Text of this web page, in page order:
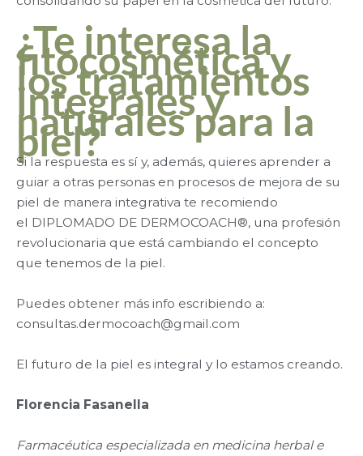
¿Te interesa la
fitocosmética y
los tratamientos
integrales y
naturales para la
piel?
Si la respuesta es sí y, además, quieres aprender a
guiar a otras personas en procesos de mejora de su
piel de manera integrativa te recomiendo
el DIPLOMADO DE DERMOCOACH®, una profesión
revolucionaria que está cambiando el concepto
que tenemos de la piel.
Puedes obtener más info escribiendo a:
consultas.dermocoach@gmail.com
El futuro de la piel es integral y lo estamos creando.
Florencia Fasanella
Farmacéutica especializada en medicina herbal e